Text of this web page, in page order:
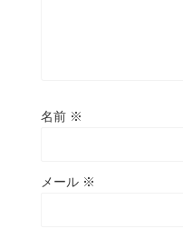
名前 ※
メール ※